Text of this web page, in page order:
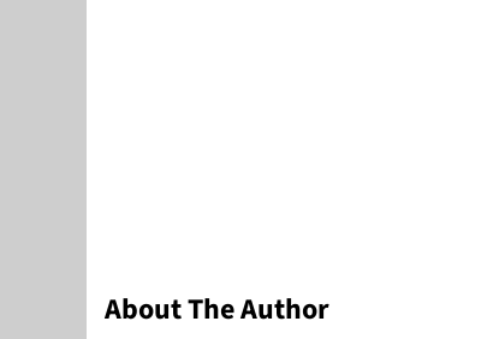
About The Author